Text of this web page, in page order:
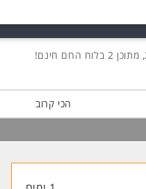
, מתוכן 2 בלוח החם חינם!
הכי קרוב